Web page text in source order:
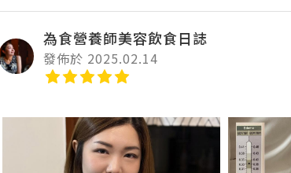
為食營養師美容飲食日誌
發佈於 2025.02.14